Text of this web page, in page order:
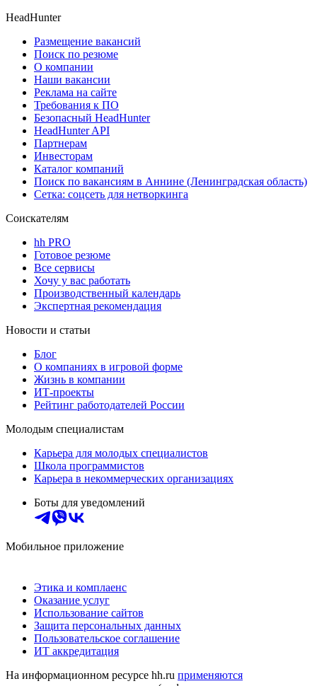
HeadHunter
Размещение вакансий
Поиск по резюме
О компании
Наши вакансии
Реклама на сайте
Требования к ПО
Безопасный HeadHunter
HeadHunter API
Партнерам
Инвесторам
Каталог компаний
Поиск по вакансиям в Аннине (Ленинградская область)
Сетка: соцсеть для нетворкинга
Соискателям
hh PRO
Готовое резюме
Все сервисы
Хочу у вас работать
Производственный календарь
Экспертная рекомендация
Новости и статьи
Блог
О компаниях в игровой форме
Жизнь в компании
ИТ-проекты
Рейтинг работодателей России
Молодым специалистам
Карьера для молодых специалистов
Школа программистов
Карьера в некоммерческих организациях
Боты для уведомлений
Мобильное приложение
Этика и комплаенс
Оказание услуг
Использование сайтов
Защита персональных данных
Пользовательское соглашение
ИТ аккредитация
На информационном ресурсе hh.ru применяются